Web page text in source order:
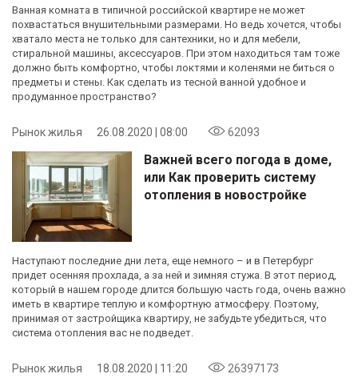
Ванная комната в типичной российской квартире не может
похвастаться внушительными размерами. Но ведь хочется, чтобы
хватало места не только для сантехники, но и для мебели,
стиральной машины, аксессуаров. При этом находиться там тоже
должно быть комфортно, чтобы локтями и коленями не биться о
предметы и стены. Как сделать из тесной ванной удобное и
продуманное пространство?
Рынок жилья 26.08.2020 | 08:00 62093
Важней всего погода в доме,
или Как проверить систему
отопления в новостройке
Наступают последние дни лета, еще немного – и в Петербург
придет осенняя прохлада, а за ней и зимняя стужа. В этот период,
который в нашем городе длится большую часть года, очень важно
иметь в квартире теплую и комфортную атмосферу. Поэтому,
принимая от застройщика квартиру, не забудьте убедиться, что
система отопления вас не подведет.
Рынок жилья 18.08.2020 | 11:20 26397173